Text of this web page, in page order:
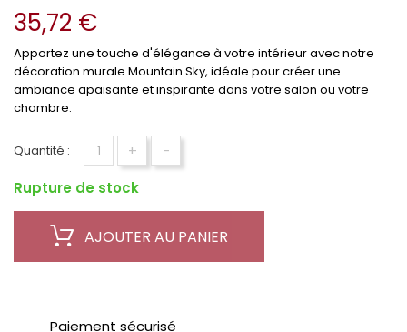
35,72 €
Apportez une touche d'élégance à votre intérieur avec notre
décoration murale Mountain Sky, idéale pour créer une
ambiance apaisante et inspirante dans votre salon ou votre
chambre.
Quantité : +
-
Rupture de stock
AJOUTER AU PANIER
Paiement sécurisé